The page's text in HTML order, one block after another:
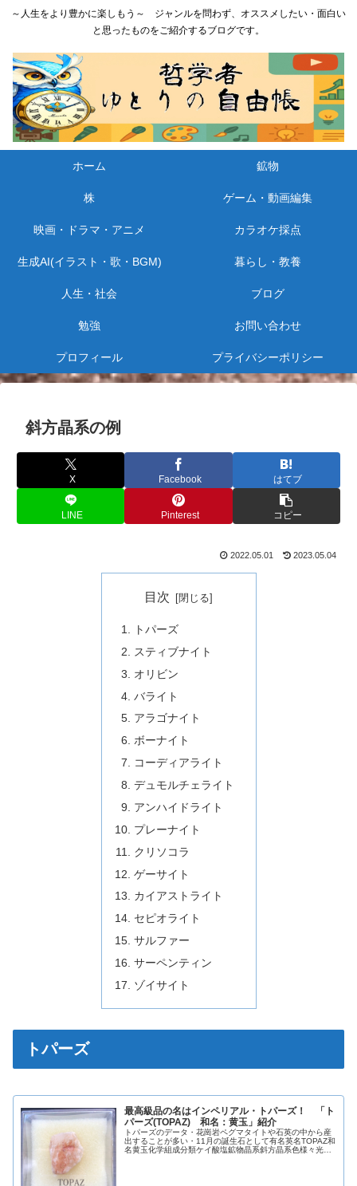
～人生をより豊かに楽しもう～ ジャンルを問わず、オススメしたい・面白い
と思ったものをご紹介するブログです。
ホーム 鉱物
株 ゲーム・動画編集
映画・ドラマ・アニメ カラオケ採点
生成AI(イラスト・歌・BGM) 暮らし・教養
人生・社会 ブログ
勉強 お問い合わせ
プロフィール プライバシーポリシー
斜方晶系の例
X Facebook はてブ
LINE Pinterest コピー
2022.05.01 2023.05.04
目次
トパーズ
スティブナイト
オリビン
バライト
アラゴナイト
ボーナイト
コーディアライト
デュモルチェライト
アンハイドライト
プレーナイト
クリソコラ
ゲーサイト
カイアストライト
セピオライト
サルファー
サーペンティン
ゾイサイト
トパーズ
最高級品の名はインペリアル・トパーズ！ 「ト
パーズ(TOPAZ) 和名：黄玉」紹介
トパーズのデータ・花崗岩ペグマタイトや石英の中から産
出することが多い・11月の誕生石として有名英名TOPAZ和
名黄玉化学組成分類ケイ酸塩鉱物晶系斜方晶系色様々光沢